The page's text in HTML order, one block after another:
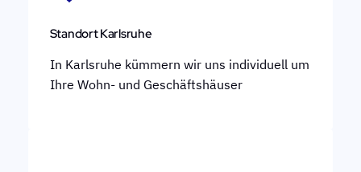
Standort Karlsruhe
In Karlsruhe kümmern wir uns individuell um
Ihre Wohn- und Geschäftshäuser